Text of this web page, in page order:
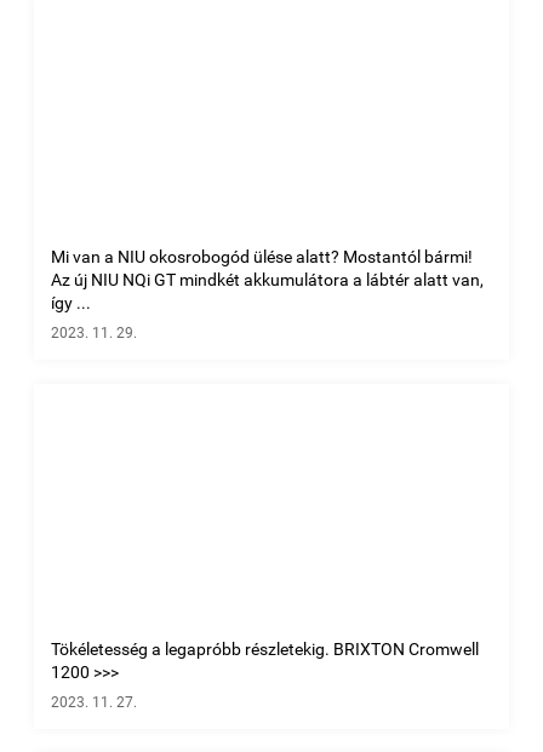
Mi van a NIU okosrobogód ülése alatt? Mostantól bármi!
Az új NIU NQi GT mindkét akkumulátora a lábtér alatt van,
így ...
2023. 11. 29.
Tökéletesség a legapróbb részletekig. BRIXTON Cromwell
1200 >>>
2023. 11. 27.